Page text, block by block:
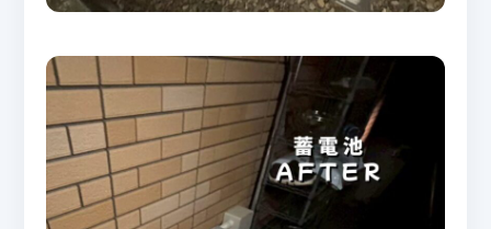
Solutions
施工事例
Works
お問い合わせ
Contact